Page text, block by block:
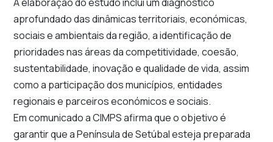
aprofundado das dinâmicas territoriais, económicas,
sociais e ambientais da região, a identificação de
prioridades nas áreas da competitividade, coesão,
sustentabilidade, inovação e qualidade de vida, assim
como a participação dos municípios, entidades
regionais e parceiros económicos e sociais.
Em comunicado a CIMPS afirma que o objetivo é
garantir que a Península de Setúbal esteja preparada